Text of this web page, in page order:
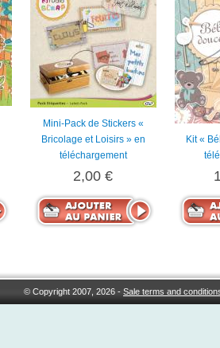
Mini-Pack de Stickers «
Bricolage et Loisirs » en
téléchargement
2,00 €
Kit «
© Copyright 2007, 2026 -Sale terms and